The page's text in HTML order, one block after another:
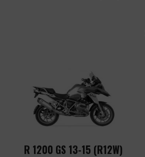
R 1200 GS 13-15 (R12W)